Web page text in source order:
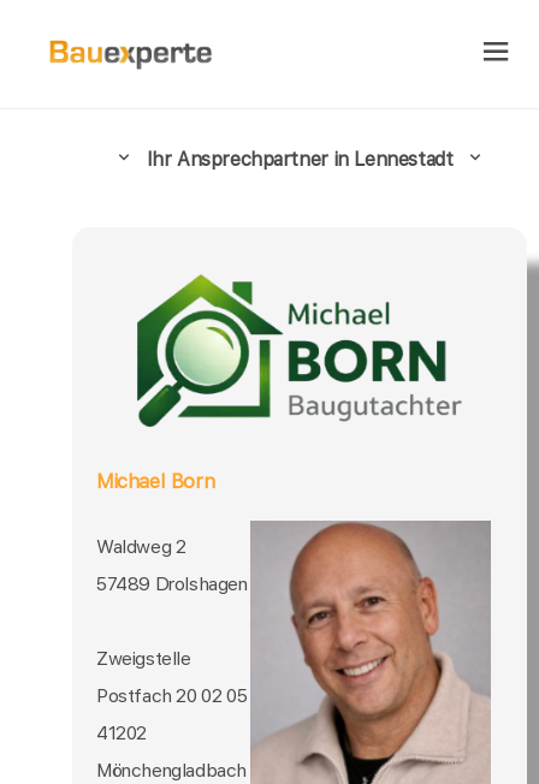
Ihr Ansprechpartner in Lennestadt
Michael Born
Waldweg 2
57489 Drolshagen
Zweigstelle
Postfach 20 02 05
41202
Mönchengladbach